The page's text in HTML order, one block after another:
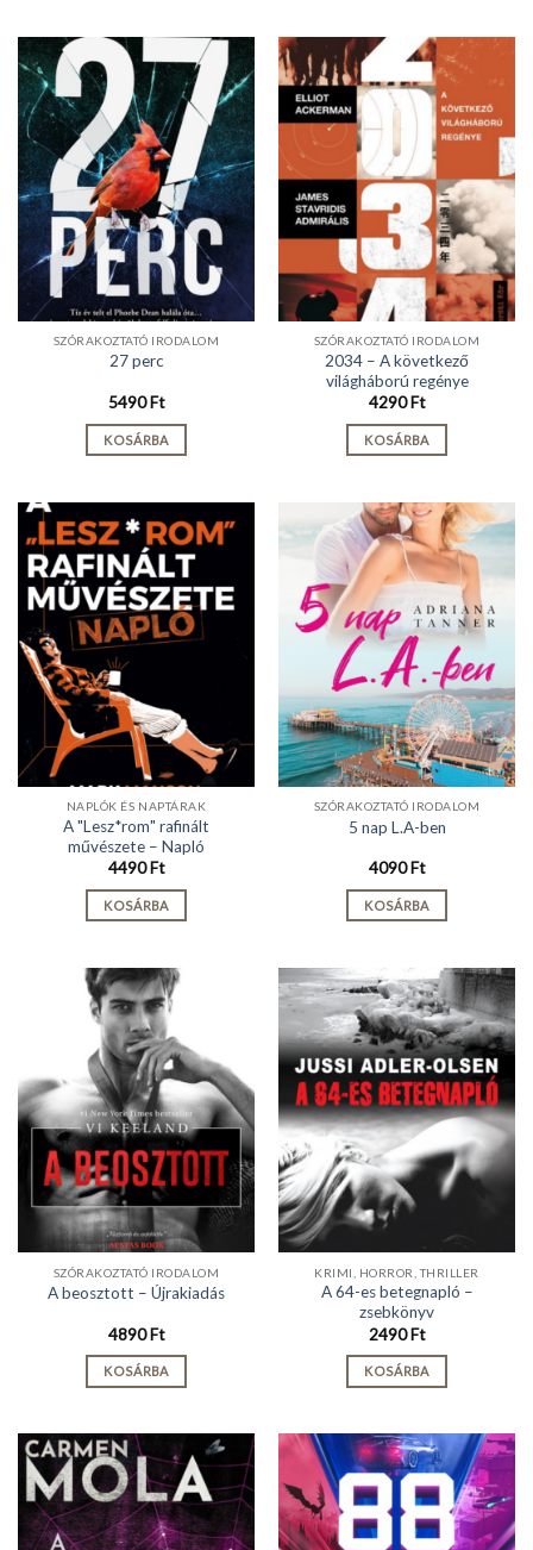
SZÓRAKOZTATÓ IRODALOM
27 perc
5490Ft
KOSÁRBA
SZÓRAKOZTATÓ IRODALOM
2034 – A következő
világháború regénye
4290Ft
KOSÁRBA
NAPLÓK ÉS NAPTÁRAK
A "Lesz*rom" rafinált
művészete – Napló
4490Ft
KOSÁRBA
SZÓRAKOZTATÓ IRODALOM
5 nap L.A-ben
4090Ft
KOSÁRBA
SZÓRAKOZTATÓ IRODALOM
A beosztott – Újrakiadás
4890Ft
KOSÁRBA
KRIMI, HORROR, THRILLER
A 64-es betegnapló –
zsebkönyv
2490Ft
KOSÁRBA